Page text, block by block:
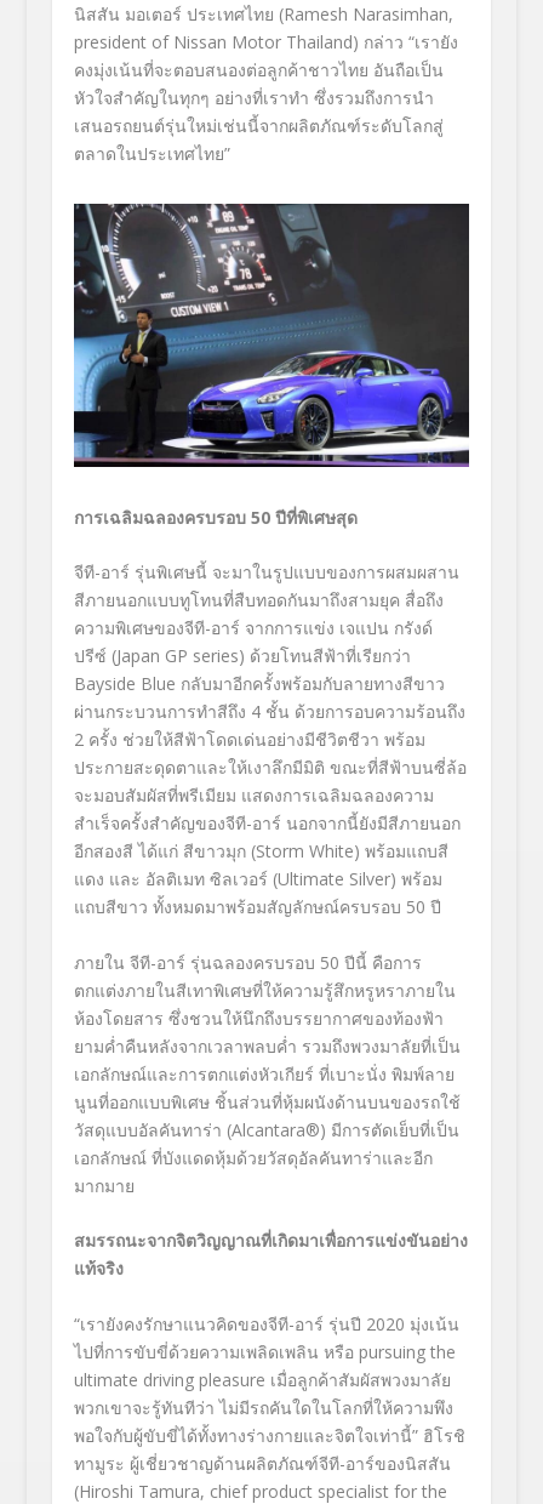
นิสสัน มอเตอร์ ประเทศไทย (Ramesh Narasimhan,
president of Nissan Motor Thailand) กล่าว “เรายัง
คงมุ่งเน้นที่จะตอบสนองต่อลูกค้าชาวไทย อันถือเป็น
หัวใจสำคัญในทุกๆ อย่างที่เราทำ ซึ่งรวมถึงการนำ
เสนอรถยนต์รุ่นใหม่เช่นนี้จากผลิตภัณฑ์ระดับโลกสู่
ตลาดในประเทศไทย”
การเฉลิมฉลองครบรอบ 50 ปีที่พิเศษสุด
จีที-อาร์ รุ่นพิเศษนี้ จะมาในรูปแบบของการผสมผสาน
สีภายนอกแบบทูโทนที่สืบทอดกันมาถึงสามยุค สื่อถึง
ความพิเศษของจีที-อาร์ จากการแข่ง เจแปน กรังด์
ปรีซ์ (Japan GP series) ด้วยโทนสีฟ้าที่เรียกว่า
Bayside Blue กลับมาอีกครั้งพร้อมกับลายทางสีขาว
ผ่านกระบวนการทำสีถึง 4 ชั้น ด้วยการอบความร้อนถึง
2 ครั้ง ช่วยให้สีฟ้าโดดเด่นอย่างมีชีวิตชีวา พร้อม
ประกายสะดุดตาและให้เงาลึกมีมิติ ขณะที่สีฟ้าบนซี่ล้อ
จะมอบสัมผัสที่พรีเมียม แสดงการเฉลิมฉลองความ
สำเร็จครั้งสำคัญของจีที-อาร์ นอกจากนี้ยังมีสีภายนอก
อีกสองสี ได้แก่ สีขาวมุก (Storm White) พร้อมแถบสี
แดง และ อัลติเมท ซิลเวอร์ (Ultimate Silver) พร้อม
แถบสีขาว ทั้งหมดมาพร้อมสัญลักษณ์ครบรอบ 50 ปี
ภายใน จีที-อาร์ รุ่นฉลองครบรอบ 50 ปีนี้ คือการ
ตกแต่งภายในสีเทาพิเศษที่ให้ความรู้สึกหรูหราภายใน
ห้องโดยสาร ซึ่งชวนให้นึกถึงบรรยากาศของท้องฟ้า
ยามค่ำคืนหลังจากเวลาพลบค่ำ รวมถึงพวงมาลัยที่เป็น
เอกลักษณ์และการตกแต่งหัวเกียร์ ที่เบาะนั่ง พิมพ์ลาย
นูนที่ออกแบบพิเศษ ชิ้นส่วนที่หุ้มผนังด้านบนของรถใช้
วัสดุแบบอัลคันทาร่า (Alcantara®) มีการตัดเย็บที่เป็น
เอกลักษณ์ ที่บังแดดหุ้มด้วยวัสดุอัลคันทาร่าและอีก
มากมาย
สมรรถนะจากจิตวิญญาณที่เกิดมาเพื่อการแข่งขันอย่าง
แท้จริง
“เรายังคงรักษาแนวคิดของจีที-อาร์ รุ่นปี 2020 มุ่งเน้น
ไปที่การขับขี่ด้วยความเพลิดเพลิน หรือ pursuing the
ultimate driving pleasure เมื่อลูกค้าสัมผัสพวงมาลัย
พวกเขาจะรู้ทันทีว่า ไม่มีรถคันใดในโลกที่ให้ความพึง
พอใจกับผู้ขับขี่ได้ทั้งทางร่างกายและจิตใจเท่านี้” ฮิโรชิ
ทามูระ ผู้เชี่ยวชาญด้านผลิตภัณฑ์จีที-อาร์ของนิสสัน
(Hiroshi Tamura, chief product specialist for the